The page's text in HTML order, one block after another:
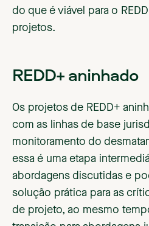
do que é viável para o
projetos.
REDD+ aninhado
Os projetos de REDD+
com as linhas de base
monitoramento do
essa é uma etapa
abordagens discutidas e
solução prática para as
de projeto, ao mesmo